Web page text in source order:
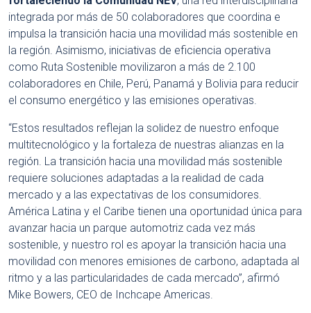
integrada por más de 50 colaboradores que coordina e
impulsa la transición hacia una movilidad más sostenible en
la región. Asimismo, iniciativas de eficiencia operativa
como Ruta Sostenible movilizaron a más de 2.100
colaboradores en Chile, Perú, Panamá y Bolivia para reducir
el consumo energético y las emisiones operativas.
“Estos resultados reflejan la solidez de nuestro enfoque
multitecnológico y la fortaleza de nuestras alianzas en la
región. La transición hacia una movilidad más sostenible
requiere soluciones adaptadas a la realidad de cada
mercado y a las expectativas de los consumidores.
América Latina y el Caribe tienen una oportunidad única para
avanzar hacia un parque automotriz cada vez más
sostenible, y nuestro rol es apoyar la transición hacia una
movilidad con menores emisiones de carbono, adaptada al
ritmo y a las particularidades de cada mercado”, afirmó
Mike Bowers, CEO de Inchcape Americas.